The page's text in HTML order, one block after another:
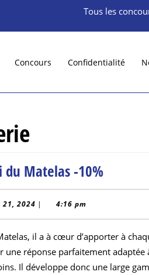
Tous les
Concours Confidentialité
du Matelas -10%Le
Roi
Matelas
-10%
21, 2024 mars
| 4:16 pm
une réponse parfaitement adaptée
Il développe donc une large